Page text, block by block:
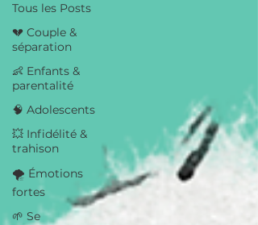
Tous les Posts
💔 Couple &
séparation
👶 Enfants &
parentalité
🧠 Adolescents
💥 Infidélité &
trahison
🌪️ Émotions
fortes
🌱 Se